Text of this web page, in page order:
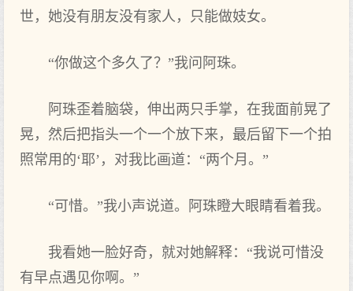
世，她没有朋友没有家人，只能做妓女。
“你做这个多久了？”我问阿珠。
阿珠歪着脑袋，伸出两只手掌，在我面前晃了
晃，然后把指头一个一个放下来，最后留下一个拍
照常用的‘耶’，对我比画道：“两个月。”
“可惜。”我小声说道。阿珠瞪大眼睛看着我。
我看她一脸好奇，就对她解释：“我说可惜没
有早点遇见你啊。”